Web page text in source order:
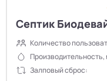
Септик
Количество
Производительность,
Залповый сброс: